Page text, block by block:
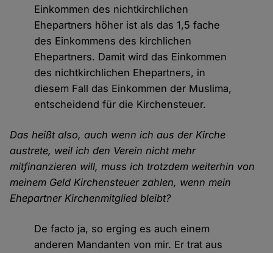
Einkommen des nichtkirchlichen
Ehepartners höher ist als das 1,5 fache
des Einkommens des kirchlichen
Ehepartners. Damit wird das Einkommen
des nichtkirchlichen Ehepartners, in
diesem Fall das Einkommen der Muslima,
entscheidend für die Kirchensteuer.
Das heißt also, auch wenn ich aus der Kirche
austrete, weil ich den Verein nicht mehr
mitfinanzieren will, muss ich trotzdem weiterhin von
meinem Geld Kirchensteuer zahlen, wenn mein
Ehepartner Kirchenmitglied bleibt?
De facto ja, so erging es auch einem
anderen Mandanten von mir. Er trat aus